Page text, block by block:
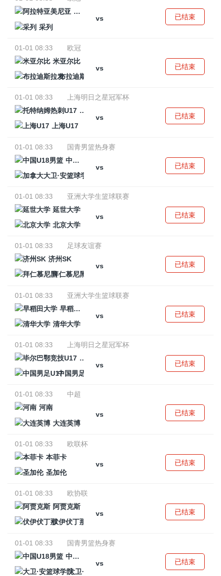
阿拉特亚美尼亚
vs
采列
已结束
01-01 08:33
欧冠
米亚尔比
vs
布拉迪斯拉发
已结束
01-01 08:33
上海明日之星冠军杯
托特纳姆热刺U17
vs
上海U17
已结束
01-01 08:33
国青男篮热身赛
中国U18男篮
vs
已结束
01-01 08:33
亚洲大学生篮球联赛
延世大学
vs
北京大学
已结束
01-01 08:33
足球友谊赛
济州SK
vs
拜仁慕尼黑
已结束
01-01 08:33
亚洲大学生篮球联赛
早稻田大学
vs
清华大学
已结束
01-01 08:33
上海明日之星冠军杯
毕尔巴鄂竞技U17
vs
中国男足U17
已结束
01-01 08:33
中超
河南
vs
大连英博
已结束
01-01 08:33
欧联杯
本菲卡
vs
圣加伦
已结束
01-01 08:33
欧协联
阿贾克斯
vs
伏伊伏丁那
已结束
01-01 08:33
国青男篮热身赛
中国U18男篮
vs
大卫·安篮球学院
已结束